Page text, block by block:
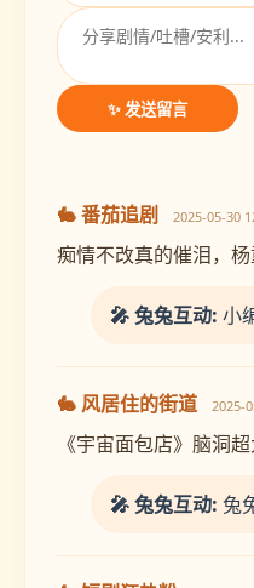
🐇 番茄追剧
痴情不改真的催泪，
🎤 兔兔互动:小
🐇 风居住的街道
《宇宙面包店》脑洞
🎤 兔兔互动:兔